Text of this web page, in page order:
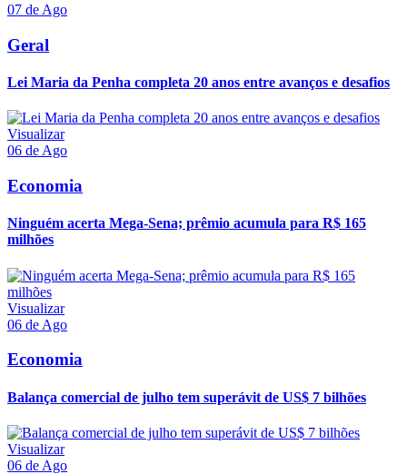
07 de Ago
Geral
Lei Maria da Penha completa 20 anos entre avanços e desafios
Visualizar
06 de Ago
Economia
Ninguém acerta Mega-Sena; prêmio acumula para R$ 165
milhões
Visualizar
06 de Ago
Economia
Balança comercial de julho tem superávit de US$ 7 bilhões
Visualizar
06 de Ago